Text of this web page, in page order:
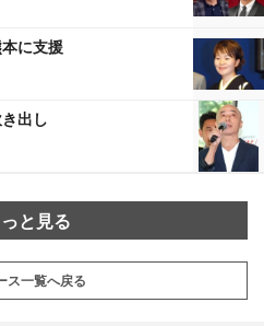
に支援
出し
と見る
ス一覧へ戻る